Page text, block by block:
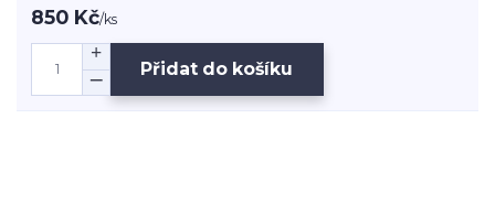
850 Kč/ks
Přidat do košíku